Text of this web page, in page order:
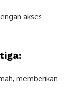
akses
memberikan